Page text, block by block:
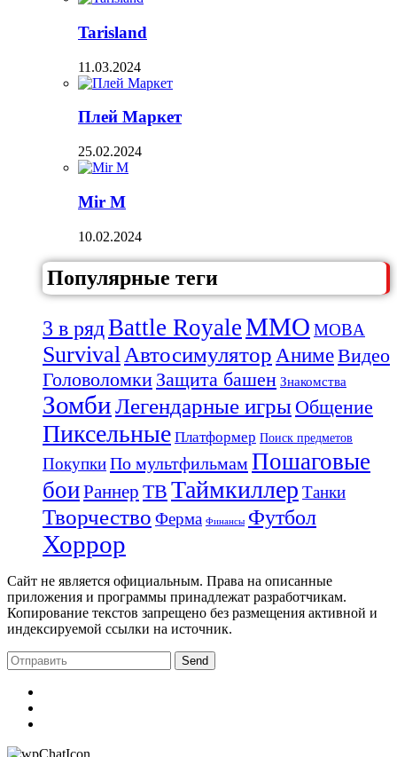
Tarisland
11.03.2024
Плей Маркет
25.02.2024
Mir M
10.02.2024
Популярные теги
3 в рядBattle RoyaleMMO MOBA
Survival АвтосимуляторАнимеВидео
Головоломки Защита башен Знакомства
ЗомбиЛегендарные игры Общение
Пиксельные Платформер Поиск предметов
ПокупкиПо мультфильмам Пошаговые
боиРаннер ТВ Таймкиллер Танки
Творчество Ферма Финансы Футбол
Хоррор
Сайт не является официальным. Права на описанные
приложения и программы принадлежат разработчикам.
Копирование текстов запрещено без размещения активной и
индексируемой ссылки на источник.
Send